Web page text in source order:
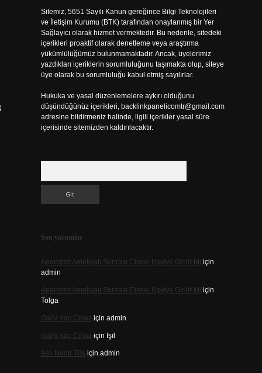
Sitemiz, 5651 Sayılı Kanun gereğince Bilgi Teknolojileri
ve İletişim Kurumu (BTK) tarafından onaylanmış bir Yer
Sağlayıcı olarak hizmet vermektedir. Bu nedenle, sitedeki
içerikleri proaktif olarak denetleme veya araştırma
yükümlülüğümüz bulunmamaktadır. Ancak, üyelerimiz
yazdıkları içeriklerin sorumluluğunu taşımakta olup, siteye
üye olarak bu sorumluluğu kabul etmiş sayılırlar.
Hukuka ve yasal düzenlemelere aykırı olduğunu
düşündüğünüz içerikleri, backlinkpanelicomtr@gmail.com
adresine bildirmeniz halinde, ilgili içerikler yasal süre
içerisinde sitemizden kaldırılacaktır.
Son yorumlar
Apandisit Ameliyatı Sonrası Cinsel Ilişkiye Girilir Mi için
admin
Apandisit Ameliyatı Sonrası Cinsel Ilişkiye Girilir Mi için
Tolga
Gai̇N Kaç Cihaz için admin
Gai̇N Kaç Cihaz için Işıl
Aslı Nedir Tdk için admin